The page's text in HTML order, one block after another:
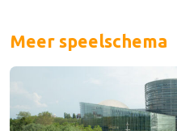
Meer speelschema